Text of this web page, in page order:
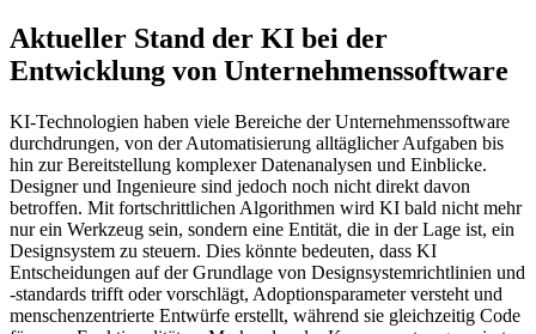
Aktueller Stand der KI bei der
Entwicklung von Unternehmenssoftware
KI-Technologien haben viele Bereiche der Unternehmenssoftware
durchdrungen, von der Automatisierung alltäglicher Aufgaben bis
hin zur Bereitstellung komplexer Datenanalysen und Einblicke.
Designer und Ingenieure sind jedoch noch nicht direkt davon
betroffen. Mit fortschrittlichen Algorithmen wird KI bald nicht mehr
nur ein Werkzeug sein, sondern eine Entität, die in der Lage ist, ein
Designsystem zu steuern. Dies könnte bedeuten, dass KI
Entscheidungen auf der Grundlage von Designsystemrichtlinien und
-standards trifft oder vorschlägt, Adoptionsparameter versteht und
menschenzentrierte Entwürfe erstellt, während sie gleichzeitig Code